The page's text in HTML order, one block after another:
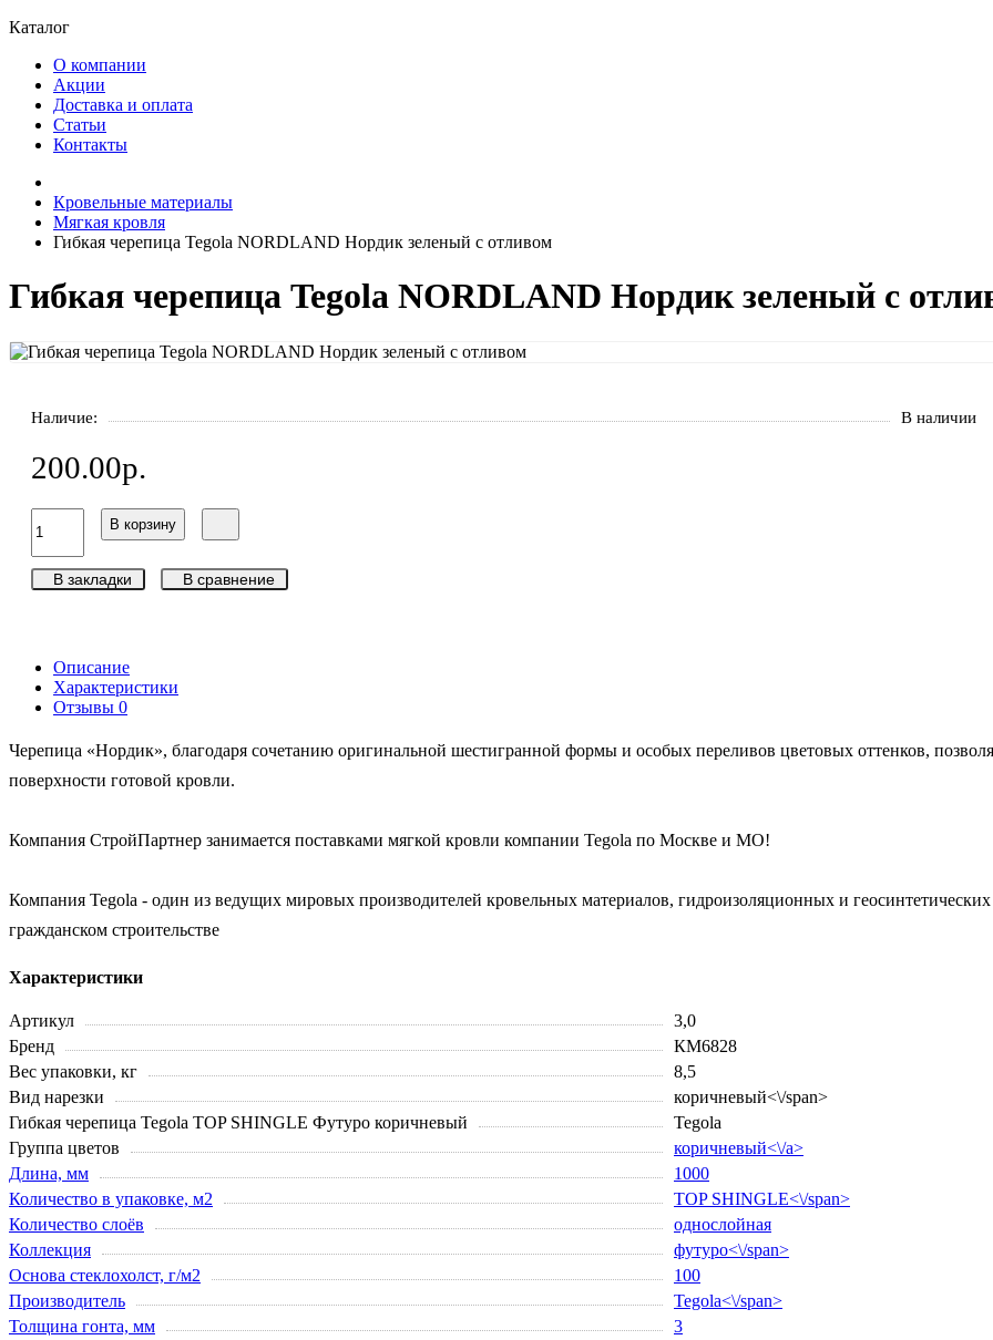
Каталог
О компании
Акции
Доставка и оплата
Статьи
Контакты
Кровельные материалы
Мягкая кровля
Гибкая черепица Tegola NORDLAND Нордик зеленый с отливом
Гибкая черепица Tegola NORDLAND Нордик зеленый с
Наличие: В наличии
200.00р.
В корзину
В закладки В сравнение
Описание
Характеристики
Отзывы 0
Черепица «Нордик», благодаря сочетанию оригинальной шестигранной формы и особых переливов цветовых оттенков,
поверхности готовой кровли.
Компания СтройПартнер занимается поставками мягкой кровли компании Tegola по Москве и МО!
Компания Tegola - один из ведущих мировых производителей кровельных материалов, гидроизоляционных и
гражданском строительстве
Характеристики
Артикул
3,0
Бренд
КМ6828
Вес упаковки, кг
8,5
Вид нарезки
коричневый<\/span>
Гибкая черепица Tegola TOP SHINGLE Футуро коричневый
Tegola
Группа цветов
коричневый<\/a>
Длина, мм
1000
Количество в упаковке, м2
TOP SHINGLE<\/span>
Количество слоёв
однослойная
Коллекция
футуро<\/span>
Основа стеклохолст, г/м2
100
Производитель
Tegola<\/span>
Толщина гонта, мм
3